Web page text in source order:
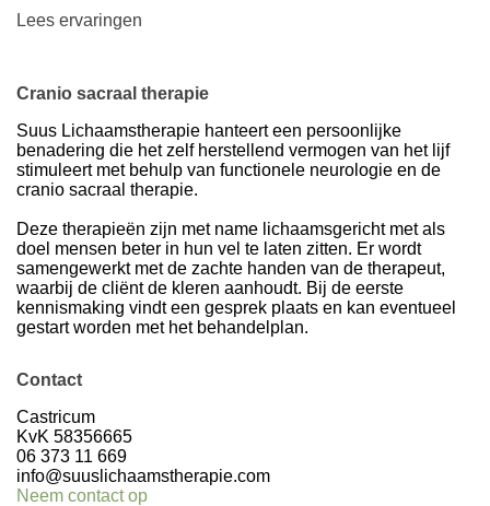
Lees ervaringen
Cranio sacraal therapie
Suus Lichaamstherapie hanteert een persoonlijke
benadering die het zelf herstellend vermogen van het lijf
stimuleert met behulp van functionele neurologie en de
cranio sacraal therapie.
Deze therapieën zijn met name lichaamsgericht met als
doel mensen beter in hun vel te laten zitten. Er wordt
samengewerkt met de zachte handen van de therapeut,
waarbij de cliënt de kleren aanhoudt. Bij de eerste
kennismaking vindt een gesprek plaats en kan eventueel
gestart worden met het behandelplan.
Contact
Castricum
KvK 58356665
06 373 11 669
info@suuslichaamstherapie.com
Neem contact op